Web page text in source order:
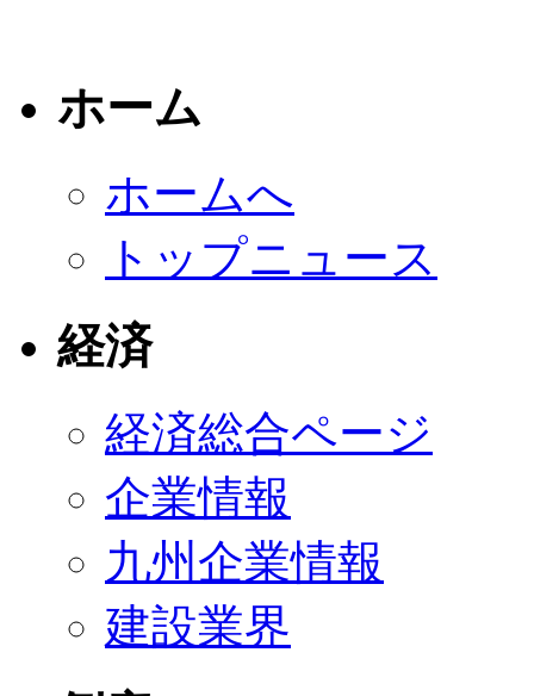
ホーム
ホームへ
トップニュース
経済
経済総合ページ
企業情報
九州企業情報
建設業界